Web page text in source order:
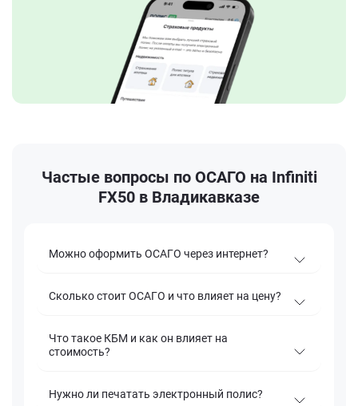
Частые вопросы по ОСАГО на Infiniti
FX50 в Владикавказе
Можно оформить ОСАГО через интернет?
Сколько стоит ОСАГО и что влияет на цену?
Что такое КБМ и как он влияет на
стоимость?
Нужно ли печатать электронный полис?